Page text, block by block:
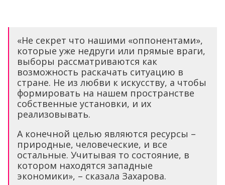
«Не секрет что нашими «оппонентами»,
которые уже недруги или прямые враги,
выборы рассматриваются как
возможность раскачать ситуацию в
стране. Не из любви к искусству, а чтобы
формировать на нашем пространстве
собственные установки, и их
реализовывать.
А конечной целью являются ресурсы –
природные, человеческие, и все
остальные. Учитывая то состояние, в
котором находятся западные
экономики», – сказала Захарова.